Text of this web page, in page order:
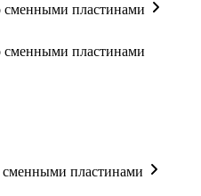
пластинами
пластинами
пластинами